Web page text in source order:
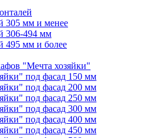
305 мм и менее
306-494 мм
495 мм и более
"Мечта хозяйки"
под фасад 150 мм
под фасад 200 мм
под фасад 250 мм
под фасад 300 мм
под фасад 400 мм
под фасад 450 мм